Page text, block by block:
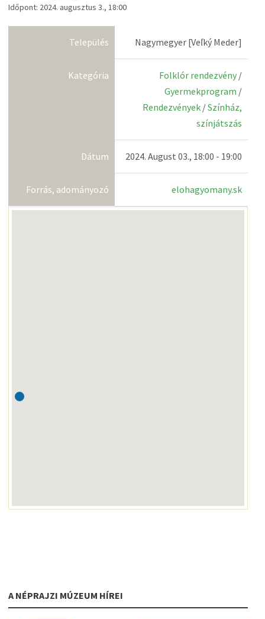
Időpont: 2024. augusztus 3., 18:00
Település Nagymegyer [Veľký Meder]
Kategória Folklór rendezvény /
Gyermekprogram /
Rendezvények /Színház,
színjátszás
Dátum 2024. August 03., 18:00 - 19:00
Forrás, adományozó elohagyomany.sk
A NÉPRAJZI MÚZEUM HÍREI